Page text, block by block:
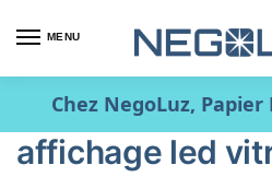
MENU
Chez NegoLuz, Papier
affichage led